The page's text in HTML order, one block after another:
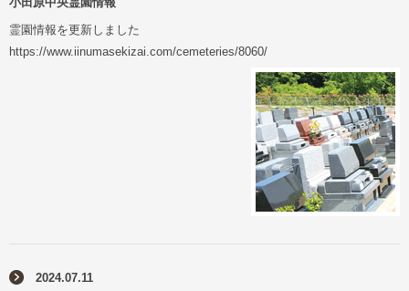
霊園情報を更新しました
https://www.iinumasekizai.com/cemeteries/8060/
2024.07.11